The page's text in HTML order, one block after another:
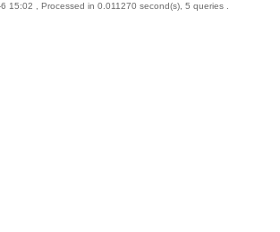
15:02 , Processed in 0.011270 second(s), 5 queries .